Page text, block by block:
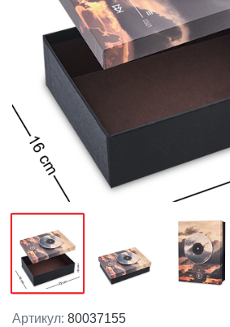
Артикул: 80037155